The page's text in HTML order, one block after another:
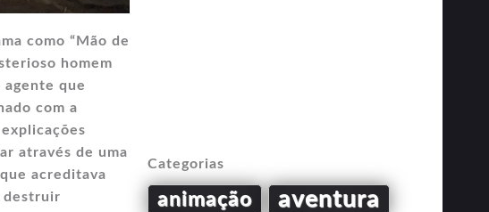
como “Mão de
homem
que
com a
através de uma
acreditava
destruir
Categorias
animação aventura